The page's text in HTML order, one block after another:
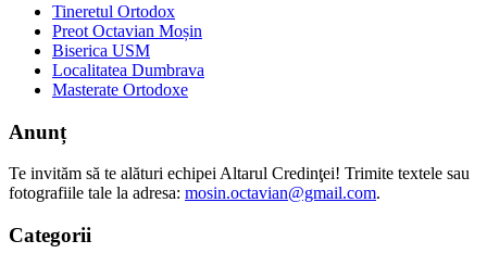
Tineretul Ortodox
Preot Octavian Moșin
Biserica USM
Localitatea Dumbrava
Masterate Ortodoxe
Anunț
Te invităm să te alături echipei Altarul Credinţei! Trimite textele sau
fotografiile tale la adresa: mosin.octavian@gmail.com.
Categorii